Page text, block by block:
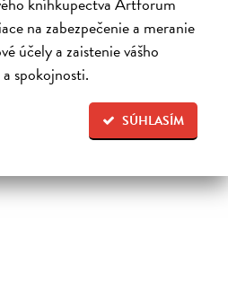
na zabezpečenie a meranie
účely a zaistenie vášho
spokojnosti.
SÚHLASÍM
na CD
o malom šibalovi Emilovi, ktorého
Lönneberčania. Ale čo sa stalo, keď
kašu, keď zlú správkyňu